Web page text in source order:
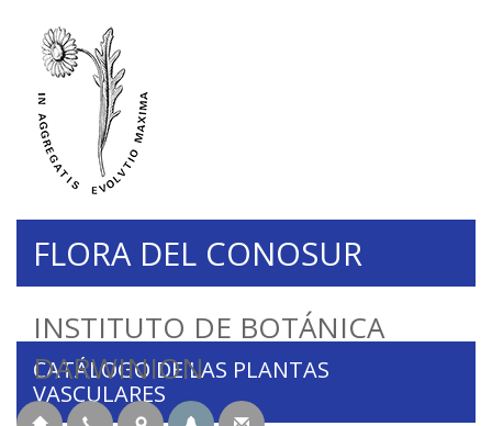
INSTITUTO DE BOTÁNICA
DARWINION
FLORA DEL CONOSUR
CATÁLOGO DE LAS PLANTAS
VASCULARES